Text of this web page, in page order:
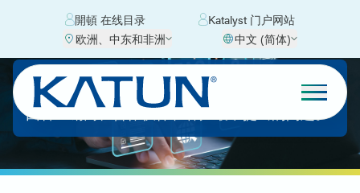
開頓 在线目录
Katalyst 门户网站
欧洲、中东和非洲
中文 (简体)
常见问题
回答经销商、合作伙伴和客户最常提出的问题。